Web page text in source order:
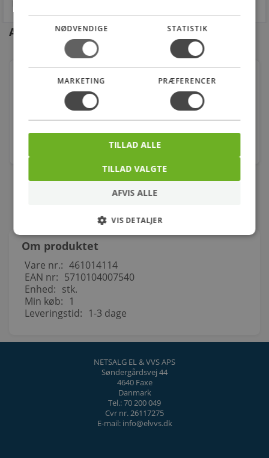
Andre kunder købte også
Gummikompensator epdm pn16 dn32
Varenr.: 435953010
2.604,00
Om produktet
Vare nr.: 461014114
EAN nr: 5710104007540
Enhed: stk.
Min køb: 1
Leveringstid: 1-3 dage
NETSALG EL & VVS APS
Søndergårdsvej 44
4640 Faxe
Danmark
Tel.: 70 200 049
Cvr nr. 26117275
E-mail: info@elvvs.dk
NØDVENDIGE STATISTIK
MARKETING PRÆFERENCER
TILLAD VALGTE
TILLAD ALLE
AFVIS ALLE
VIS DETALJER